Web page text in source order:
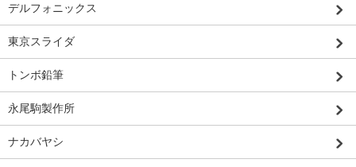
デルフォニックス
東京スライダ
トンボ鉛筆
永尾駒製作所
ナカバヤシ